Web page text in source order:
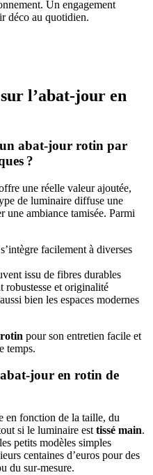
Un engagement
déco au quotidien.
l’abat-jour en
abat-jour rotin par
?
une réelle valeur ajoutée,
de luminaire diffuse une
une ambiance tamisée. Parmi
facilement à diverses
issu de fibres durables
robustesse et originalité
bien les espaces modernes
rotin pour son entretien facile et
temps.
jour en rotin de
en fonction de la taille, du
si le luminaire est tissé main.
petits modèles simples
centaines d’euros pour des
du sur-mesure.